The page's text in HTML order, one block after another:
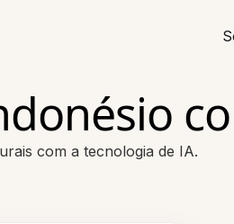
com a tecnologia de IA.